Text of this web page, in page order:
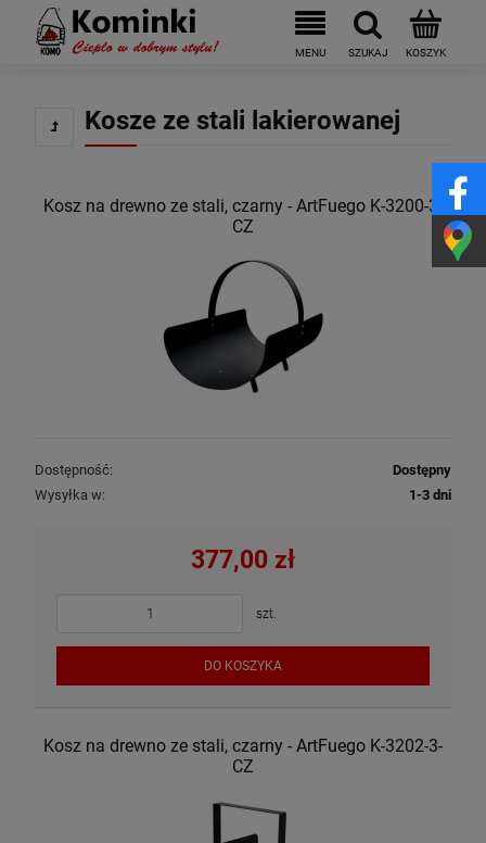
Kosze ze stali lakierowanej
Kosz na drewno ze stali, czarny - ArtFuego K-3200-3-
CZ
Dostępność:
Dostępny
Wysyłka w:
1-3 dni
377,00 zł
szt.
DO KOSZYKA
Kosz na drewno ze stali, czarny - ArtFuego K-3202-3-
CZ